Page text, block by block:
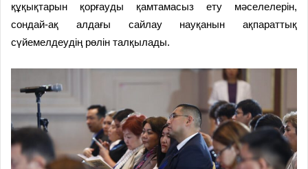
құқықтарын қорғауды қамтамасыз ету мәселелерін,
сондай-ақ алдағы сайлау науқанын ақпараттық
сүйемелдеудің рөлін талқылады.